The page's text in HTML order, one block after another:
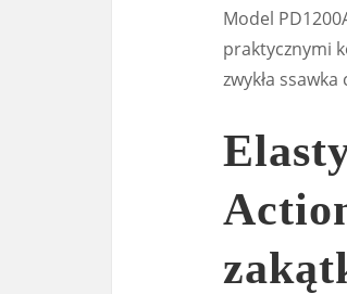
Model
praktycznymi
zwykła